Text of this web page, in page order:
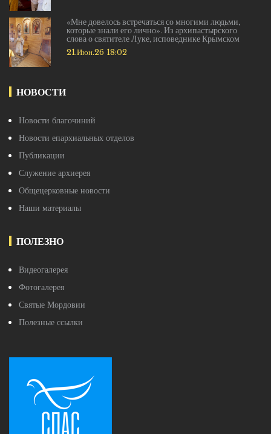
«Мне довелось встречаться со многими людьми,
которые знали его лично». Из архипастырского
слова о святителе Луке, исповеднике Крымском
21.Июн.26 18:02
НОВОСТИ
Новости благочиний
Новости епархиальных отделов
Публикации
Служение архиерея
Общецерковные новости
Наши материалы
ПОЛЕЗНО
Видеогалерея
Фотогалерея
Святые Мордовии
Полезные ссылки